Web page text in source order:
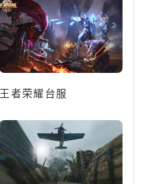
王者荣耀台服